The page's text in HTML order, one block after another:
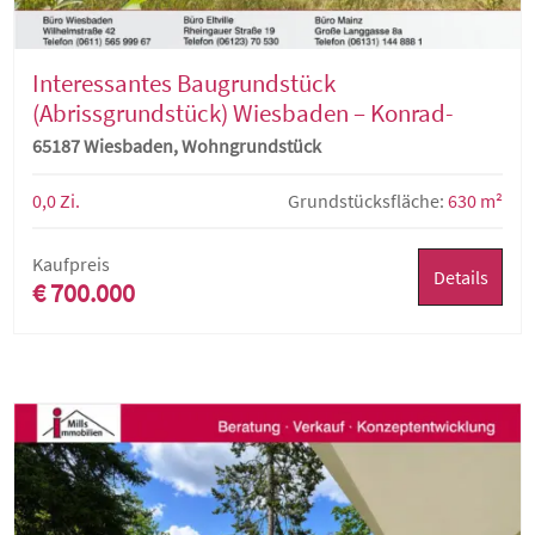
Interessantes Baugrundstück
(Abrissgrundstück) Wiesbaden – Konrad-
Adenauer-Ring 71
65187 Wiesbaden, Wohngrundstück
0,0 Zi. Grundstücksfläche: 630 m²
Kaufpreis
€ 700.000 Details